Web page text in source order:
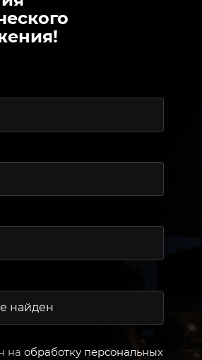
найден
на обработку персональных